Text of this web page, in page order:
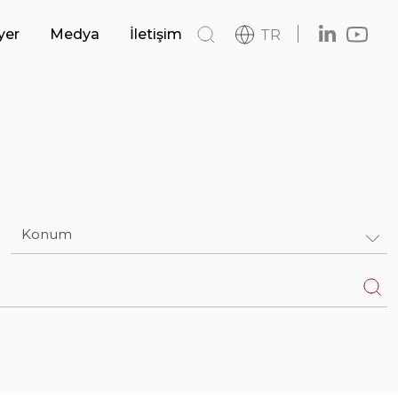
TR
Deniz ve Kıyı Yapıları
Medya
Haberler
İletişim
Konum